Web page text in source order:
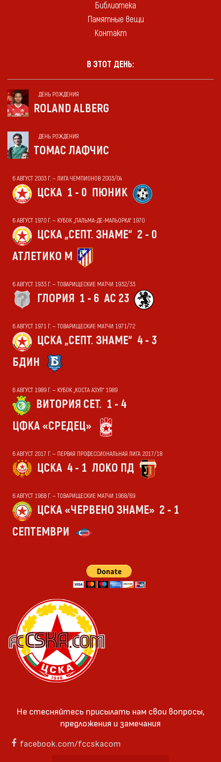
Библиотека
Памятные вещи
Контакт
В ЭТОТ ДЕНЬ:
ДЕНЬ РОЖДЕНИЯ
ROLAND ALBERG
ДЕНЬ РОЖДЕНИЯ
ТОМАС ЛАФЧИС
6 АВГУСТ 2003 Г. — ЛИГА ЧЕМПИОНОВ 2003/04
ЦСКА 1 - 0 ПЮНИК
6 АВГУСТ 1970 Г. — КУБОК „ПАЛЬМА-ДЕ-МАЛЬОРКА“ 1970
ЦСКА „СЕПТ. ЗНАМЕ“ 2 - 0
АТЛЕТИКО М
6 АВГУСТ 1933 Г. — ТОВАРИЩЕСКИЕ МАТЧИ 1932/33
ГЛОРИЯ 1 - 6 АС 23
6 АВГУСТ 1971 Г. — ТОВАРИЩЕСКИЕ МАТЧИ 1971/72
ЦСКА „СЕПТ. ЗНАМЕ“ 4 - 3
БДИН
6 АВГУСТ 1989 Г. — КУБОК „КОСТА АЗУЛ“ 1989
ВИТОРИЯ СЕТ. 1 - 4
ЦФКА «СРЕДЕЦ»
6 АВГУСТ 2017 Г. — ПЕРВАЯ ПРОФЕССИОНАЛЬНАЯ ЛИГА 2017/18
ЦСКА 4 - 1 ЛОКО ПД
6 АВГУСТ 1968 Г. — ТОВАРИЩЕСКИЕ МАТЧИ 1968/69
ЦСКА «ЧЕРВЕНО ЗНАМЕ» 2 - 1
СЕПТЕМВРИ
Не стесняйтесь присылать нам свои вопросы,
предложения и замечания
facebook.com/fccskacom